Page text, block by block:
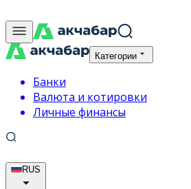
Категории
Банки
Валюта и котировки
Личные финансы
RUS